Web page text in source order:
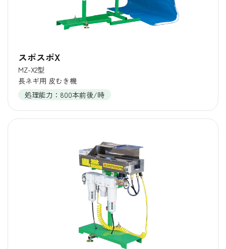
スポスポX
MZ-X2型
長ネギ用 皮むき機
処理能力：800本前後/時